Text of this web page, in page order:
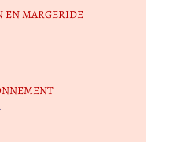
EN MARGERIDE